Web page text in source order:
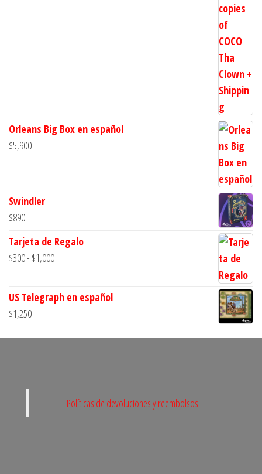
Orleans Big Box en español
$5,900
Swindler
$890
Tarjeta de Regalo
$300- $1,000Rango
precios:
desde
hasta
US Telegraph en español
$1,250
Políticas de devoluciones y reembolsos